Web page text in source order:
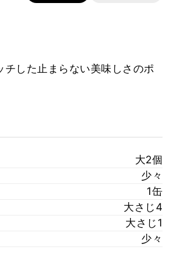
した止まらない美味しさのポ
大2個
少々
1缶
大さじ4
大さじ1
少々